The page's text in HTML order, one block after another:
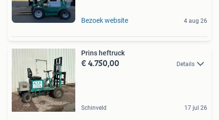
Bezoek website 4 aug 26
Prins heftruck
€ 4.750,00 Details
Schinveld 17 jul 26